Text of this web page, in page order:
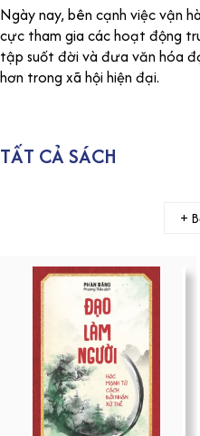
Ngày nay, bên cạnh việc vận
cực tham gia các hoạt động
tập suốt đời và đưa văn hóa
hơn trong xã hội hiện đại.
TẤT CẢ SÁCH
+